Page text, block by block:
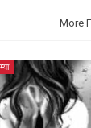
More